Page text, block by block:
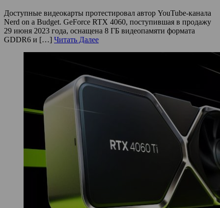
Доступные видеокарты протестировал автор YouTube-канала
Nerd on a Budget. GeForce RTX 4060, поступившая в продажу
29 июня 2023 года, оснащена 8 ГБ видеопамяти формата
GDDR6 и […] Читать Далее